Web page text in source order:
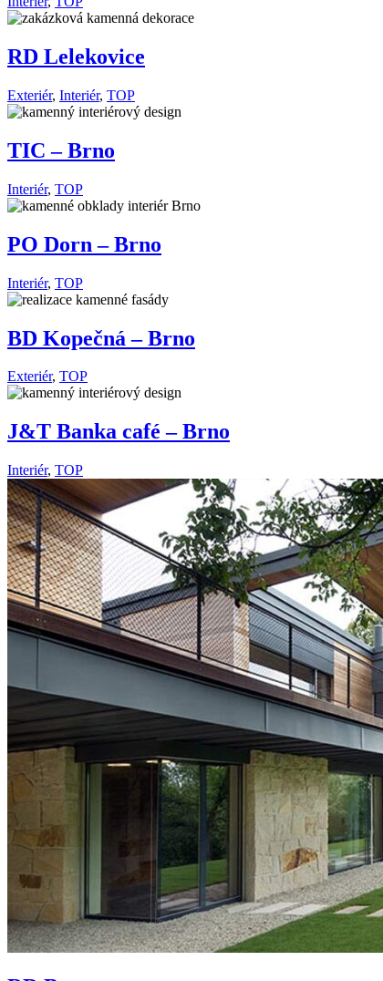
RD Lelekovice
Exteriér, Interiér, TOP
TIC – Brno
Interiér, TOP
PO Dorn – Brno
Interiér, TOP
BD Kopečná – Brno
Exteriér, TOP
J&T Banka café – Brno
Interiér, TOP